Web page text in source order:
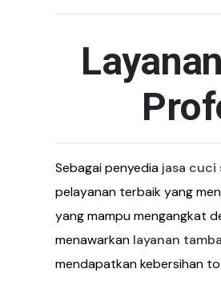
Sebagai penyedia jasa cuci
pelayanan terbaik yang
yang mampu mengangkat
menawarkan layanan
mendapatkan kebersihan